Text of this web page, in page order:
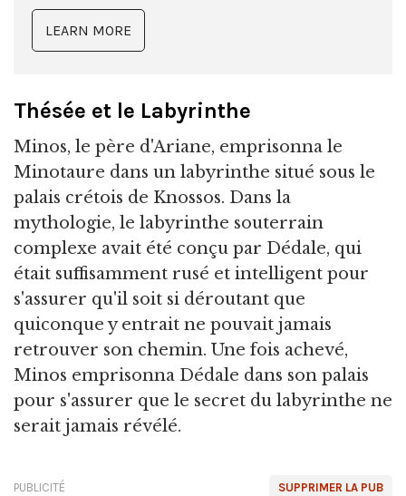
LEARN MORE
Thésée et le Labyrinthe
Minos, le père d'Ariane, emprisonna le
Minotaure dans un labyrinthe situé sous le
palais crétois de Knossos. Dans la
mythologie, le labyrinthe souterrain
complexe avait été conçu par Dédale, qui
était suffisamment rusé et intelligent pour
s'assurer qu'il soit si déroutant que
quiconque y entrait ne pouvait jamais
retrouver son chemin. Une fois achevé,
Minos emprisonna Dédale dans son palais
pour s'assurer que le secret du labyrinthe ne
serait jamais révélé.
SUPPRIMER LA PUB
PUBLICITÉ